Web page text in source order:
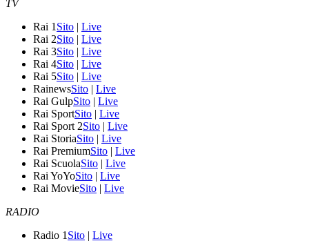
TV
Rai 1 Sito | Live
Rai 2Sito | Live
Rai 3Sito | Live
Rai 4Sito | Live
Rai 5Sito | Live
RainewsSito | Live
Rai GulpSito | Live
Rai SportSito | Live
Rai Sport 2Sito | Live
Rai StoriaSito | Live
Rai PremiumSito | Live
Rai ScuolaSito | Live
Rai YoYoSito | Live
Rai MovieSito | Live
RADIO
Radio 1 Sito | Live